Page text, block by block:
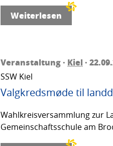
Weiterlesen
Veranstaltung · Kiel ·
SSW Kiel
Valgkredsmøde til
Wahlkreisversammlung zur
Gemeinschaftsschule am